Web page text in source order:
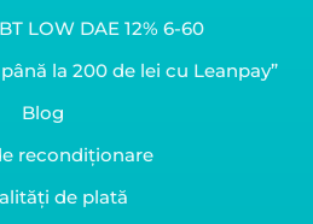
LOW DAE 12% 6-60
la 200 de lei cu Leanpay”
Blog
recondiționare
de plată